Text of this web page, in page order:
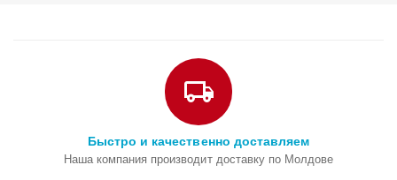
Быстро и качественно доставляем
Наша компания производит доставку по Молдове